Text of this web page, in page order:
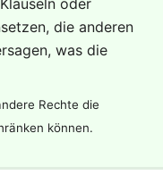
oder
die anderen
was die
Rechte die
können.